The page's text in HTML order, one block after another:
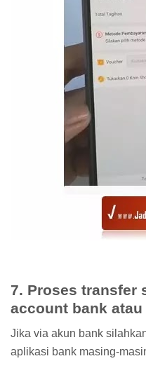
7. Proses transfer
account bank atau
Jika via akun bank
aplikasi bank masing-